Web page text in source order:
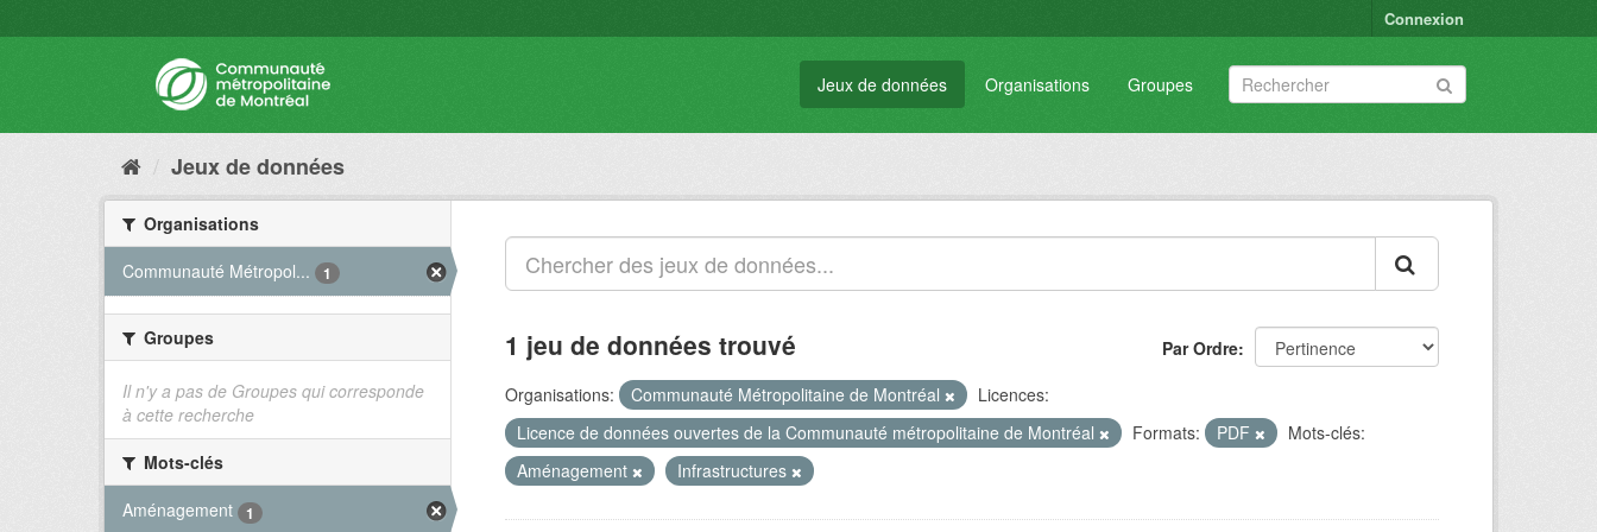
Connexion
Jeux de données Organisations Groupes
Jeux de données
Organisations
Communauté Métropol...
1
Groupes
Il n'y a pas de Groupes qui corresponde
à cette recherche
Mots-clés
Aménagement
1
Par Ordre
1 jeu de données trouvé
Organisations: Communauté Métropolitaine de Montréal
Licences:
Licence de données ouvertes de la Communauté métropolitaine de Montréal
Formats: PDF
Mots-clés:
Aménagement
Infrastructures